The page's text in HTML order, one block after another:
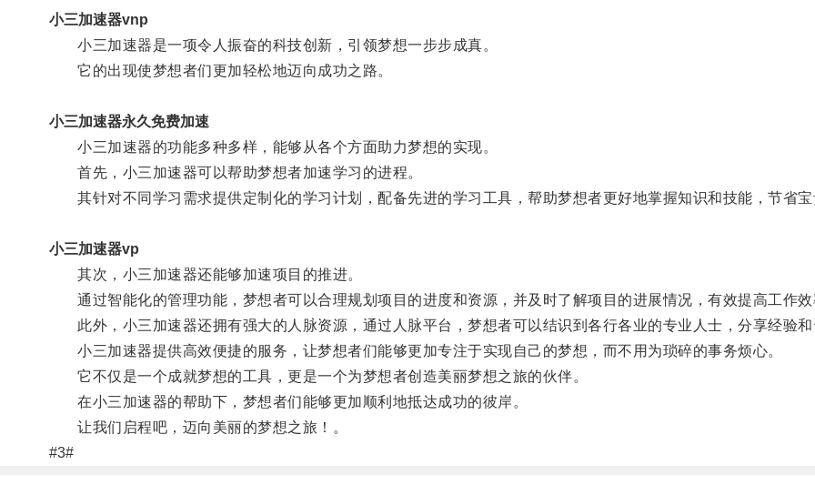
小三加速器vnp
小三加速器是一项令人振奋的科技创新，引领梦想一步步成真。
它的出现使梦想者们更加轻松地迈向成功之路。
小三加速器永久免费加速
小三加速器的功能多种多样，能够从各个方面助力梦想的实现。
首先，小三加速器可以帮助梦想者加速学习的进程。
其针对不同学习需求提供定制化的学习计划，配备先进的学习工具，帮助梦想者更好地掌握知识和技能，节省宝
小三加速器vp
其次，小三加速器还能够加速项目的推进。
通过智能化的管理功能，梦想者可以合理规划项目的进度和资源，并及时了解项目的进展情况，有效提高工作效
此外，小三加速器还拥有强大的人脉资源，通过人脉平台，梦想者可以结识到各行各业的专业人士，分享经验和
小三加速器提供高效便捷的服务，让梦想者们能够更加专注于实现自己的梦想，而不用为琐碎的事务烦心。
它不仅是一个成就梦想的工具，更是一个为梦想者创造美丽梦想之旅的伙伴。
在小三加速器的帮助下，梦想者们能够更加顺利地抵达成功的彼岸。
让我们启程吧，迈向美丽的梦想之旅！。
#3#